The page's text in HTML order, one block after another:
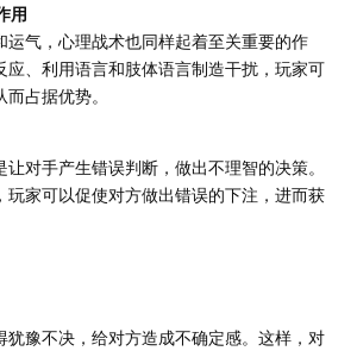
用
运气，心理战术也同样起着至关重要的作
应、利用语言和肢体语言制造干扰，玩家可
占据优势。
对手产生错误判断，做出不理智的决策。
玩家可以促使对方做出错误的下注，进而获
犹豫不决，给对方造成不确定感。这样，对